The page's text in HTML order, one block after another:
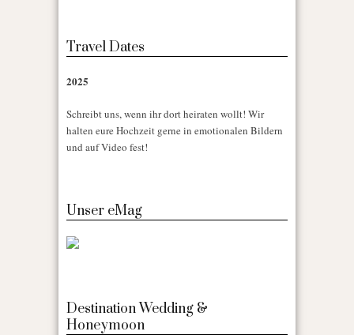
Travel Dates
2025
Schreibt uns, wenn ihr dort heiraten wollt! Wir
halten eure Hochzeit gerne in emotionalen Bildern
und auf Video fest!
Unser eMag
Destination Wedding &
Honeymoon